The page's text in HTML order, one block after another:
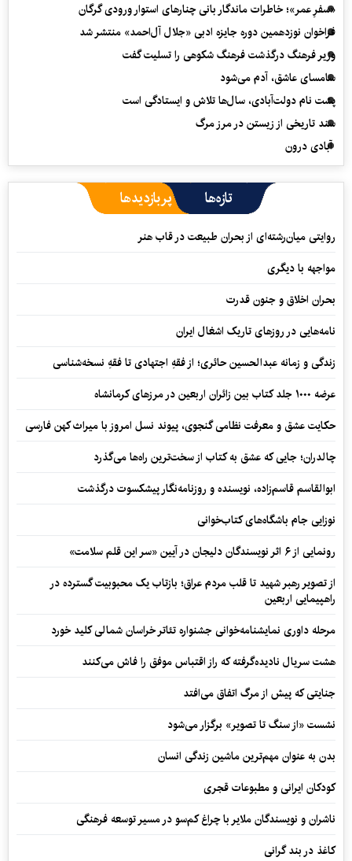
«سفرِ عمر»؛ خاطرات ماندگار بانی چنارهای استوار ورودی گرگان
فراخوان نوزدهمین دوره جایزه ادبی «جلال آل‌احمد» منتشر شد
وزیر فرهنگ درگذشت فرهنگ شکوهی را تسلیت گفت
سامسای عاشق، آدم می‌شود
پشت نام دولت‌آبادی، سال‌ها تلاش و ایستادگی است
سند تاریخی از زیستن در مرز مرگ
آبادی درون
تازه‌ها پربازدیدها
روایتی میان‌رشته‌ای از بحران طبیعت در قاب هنر
مواجهه با دیگری
بحران اخلاق و جنون قدرت
نامه‌هایی در روزهای تاریک اشغال ایران
زندگی و زمانه عبدالحسین حائری؛ از فقهِ اجتهادی تا فقهِ نسخه‌شناسی
عرضه ۱۰۰۰ جلد کتاب بین زائران اربعین در مرزهای کرمانشاه
حکایت عشق و معرفت نظامی گنجوی، پیوند نسل امروز با میراث کهن فارسی
چالدران؛ جایی که عشق به کتاب از سخت‌ترین راه‌ها می‌گذرد
ابوالقاسم قاسم‌زاده، نویسنده و روزنامه‌نگار پیشکسوت درگذشت
نوزایی جام باشگاه‌های کتاب‌خوانی
رونمایی از ۶ اثر نویسندگان دلیجان در آیین «سر این قلم سلامت»
از تصویر رهبر شهید تا قلب مردم عراق؛ بازتاب یک محبوبیت گسترده در
راهپیمایی اربعین
مرحله داوری نمایشنامه‌خوانی جشنواره تئاتر خراسان شمالی کلید خورد
هشت سریال نادیده‌گرفته که راز اقتباس موفق را فاش می‌کنند
جنایتی که پیش از مرگ اتفاق می‌افتد
نشست «از سنگ تا تصویر» برگزار می‌شود
بدن به عنوان مهم‌ترین ماشین زندگی انسان
کودکان ایرانی و مطبوعات قجری
ناشران و نویسندگان ملایر با چراغ کم‌سو در مسیر توسعه فرهنگی
کاغذ در بند گرانی